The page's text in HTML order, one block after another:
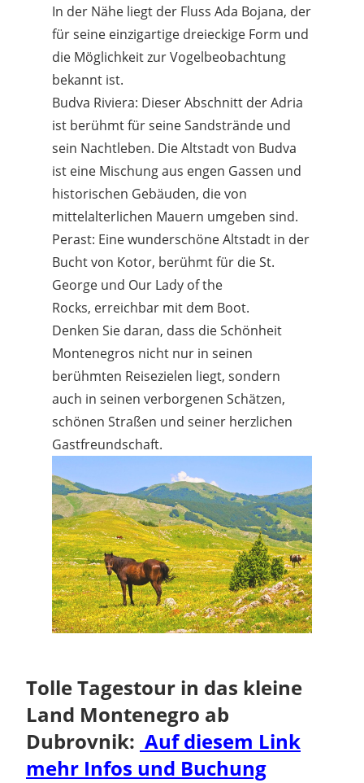
In der Nähe liegt der Fluss Ada Bojana, der
für seine einzigartige dreieckige Form und
die Möglichkeit zur Vogelbeobachtung
bekannt ist.
Budva Riviera: Dieser Abschnitt der Adria
ist berühmt für seine Sandstrände und
sein Nachtleben. Die Altstadt von Budva
ist eine Mischung aus engen Gassen und
historischen Gebäuden, die von
mittelalterlichen Mauern umgeben sind.
Perast: Eine wunderschöne Altstadt in der
Bucht von Kotor, berühmt für die St.
George und Our Lady of the
Rocks, erreichbar mit dem Boot.
Denken Sie daran, dass die Schönheit
Montenegros nicht nur in seinen
berühmten Reisezielen liegt, sondern
auch in seinen verborgenen Schätzen,
schönen Straßen und seiner herzlichen
Gastfreundschaft.
Tolle Tagestour in das kleine
Land Montenegro ab
Dubrovnik: Auf diesem Link
mehr Infos und Buchung